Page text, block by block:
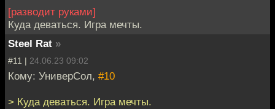
[разводит руками]
Куда деваться. Игра мечты.
Steel Rat »
#11 | 24.06.23 09:02
Кому: УниверСол, #10
> Куда деваться. Игра мечты.